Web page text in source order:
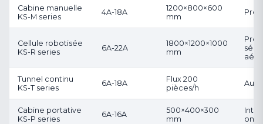
Cabine manuelle
KS-M series
4A-18A
1200×800×600
mm
Cellule robotisée
KS-R series
6A-22A
1800×1200×1000
mm
série
Tunnel continu
KS-T series
6A-18A
Flux 200
pièces/h
Cabine portative
KS-P series
6A-16A
500×400×300
mm
on-